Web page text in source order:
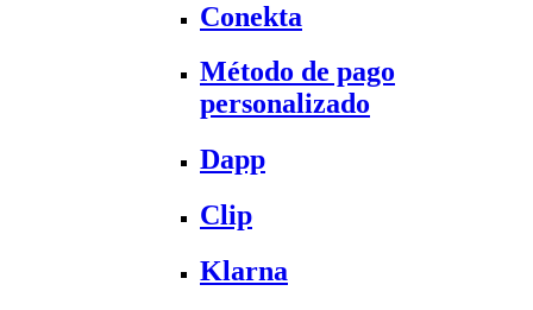
Conekta
Método de pago
personalizado
Dapp
Clip
Klarna